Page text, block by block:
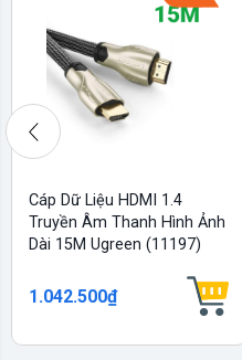
Cáp Dữ Liệu HDMI 1.4
Truyền Âm Thanh Hình Ảnh
Dài 15M Ugreen (11197)
1.042.500₫